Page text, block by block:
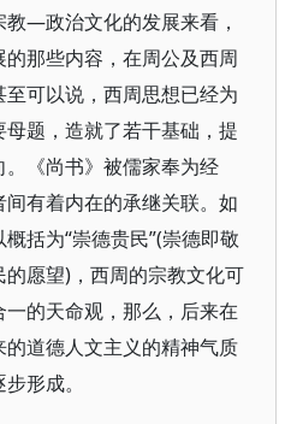
—政治文化的发展来看，
那些内容，在周公及西周
可以说，西周思想已经为
题，造就了若干基础，提
《尚书》被儒家奉为经
有着内在的承继关联。如
括为“崇德贵民”(崇德即敬
愿望)，西周的宗教文化可
的天命观，那么，后来在
道德人文主义的精神气质
形成。